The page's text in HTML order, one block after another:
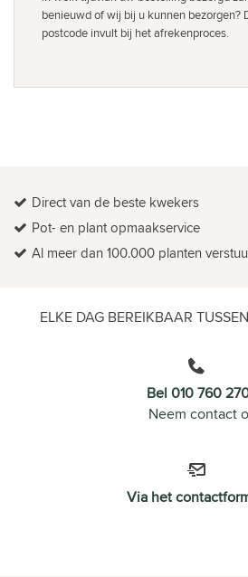
benieuwd of wij bij u kunnen bezorgen?
postcode invult bij het afrekenproces.
Direct van de beste kwekers
Pot- en plant opmaakservice
Al meer dan 100.000 planten
ELKE DAG BEREIKBAAR
Bel 010 760
Neem contact
Via het